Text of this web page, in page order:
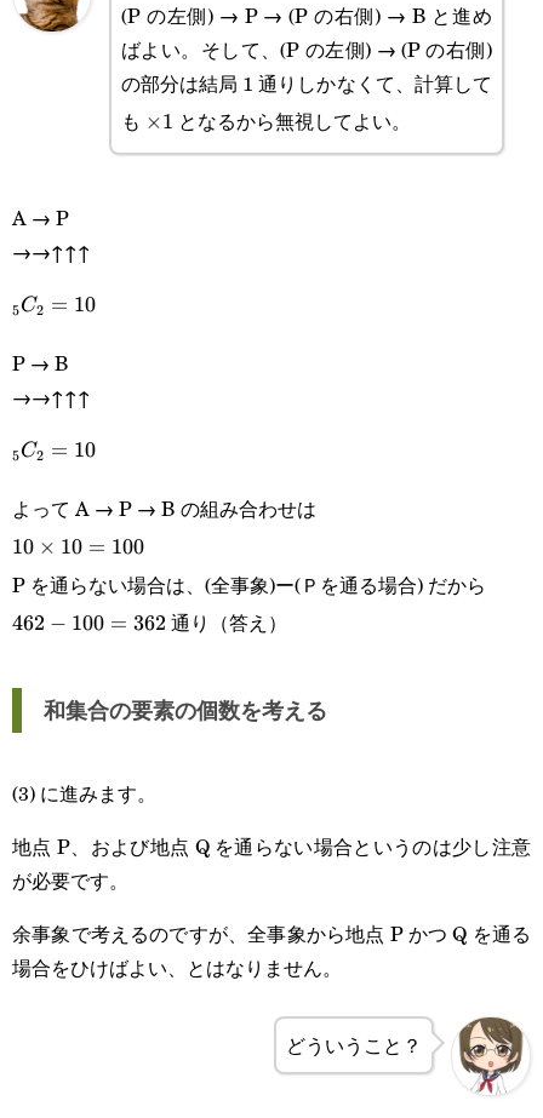
(P の左側) → P → (P の右側) → B と進め
ばよい。そして、(P の左側) → (P の右側)
の部分は結局 1 通りしかなくて、計算して
も \times
×1 となるから無視してよい。
A → P
→→↑↑↑
_5C_2=10
5C2 = 10
P → B
→→↑↑↑
_5C_2=10
5C2 = 10
よって A → P → B の組み合わせは
10\times10=100
10 × 10 = 100
P を通らない場合は、(全事象)ー(Ｐを通る場合) だから
462-
462 − 100 = 362 通り（答え）
和集合の要素の個数を考える
(3) に進みます。
地点 P、および地点 Q を通らない場合というのは少し注意
が必要です。
余事象で考えるのですが、全事象から地点 P かつ Q を通る
場合をひけばよい、とはなりません。
どういうこと？